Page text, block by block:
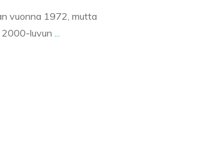
vuonna 1972, mutta
2000-luvun ...